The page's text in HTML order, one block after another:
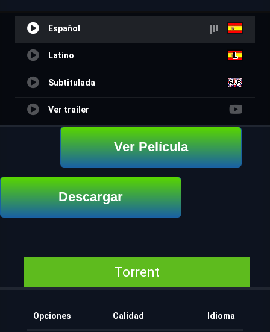
Español
Latino
Subtitulada
Ver trailer
Ver Película
Descargar
Torrent
Opciones Calidad Idioma